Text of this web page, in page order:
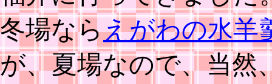
冬場ならえがわの水羊
が、夏場なので、当然